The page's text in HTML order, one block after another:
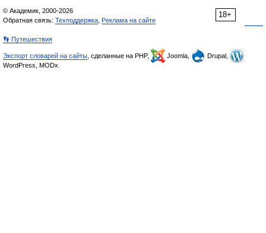
18+
© Академик, 2000-2026
Обратная связь: Техподдержка Реклама на сайте
👣 Путешествия
Экспорт словарей на сайты , сделанные на PHP, Joomla,
Drupal,
WordPress, MODx.